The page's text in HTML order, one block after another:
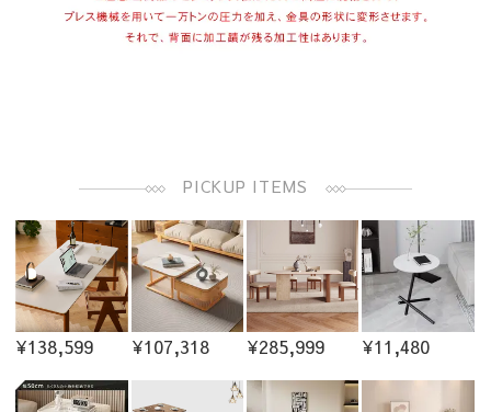
PICKUP ITEMS
¥138,599 ¥107,318 ¥285,999 ¥11,480